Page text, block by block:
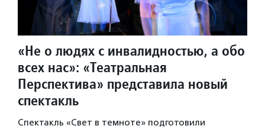
«Не о людях с инвалидностью, а обо
всех нас»: «Театральная
Перспектива» представила новый
спектакль
Спектакль «Свет в темноте» подготовили